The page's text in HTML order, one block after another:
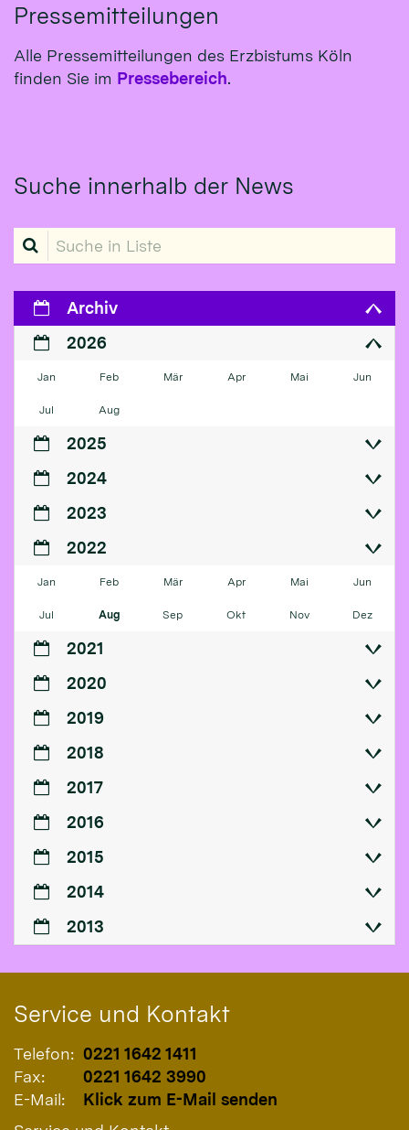
Pressemitteilungen
Alle Pressemitteilungen des Erzbistums Köln
finden Sie im Pressebereich.
Suche innerhalb der News
Suche in Liste
Archiv
2026
Jan Feb Mär Apr Mai Jun
Jul Aug
2025
2024
2023
2022
Jan Feb Mär Apr Mai Jun
Jul Aug Sep Okt Nov Dez
2021
2020
2019
2018
2017
2016
2015
2014
2013
Service und Kontakt
Telefon: 0221 1642 1411
Fax:
0221 1642 3990
E-Mail:
Klick zum E-Mail senden